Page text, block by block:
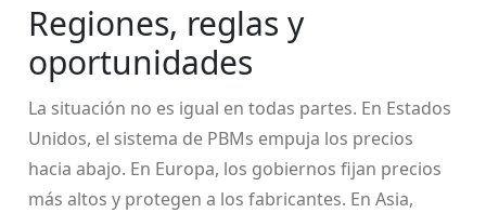
Regiones, reglas y
oportunidades
La situación no es igual en todas partes. En Estados
Unidos, el sistema de PBMs empuja los precios
hacia abajo. En Europa, los gobiernos fijan precios
más altos y protegen a los fabricantes. En Asia,